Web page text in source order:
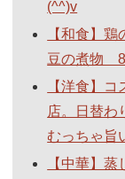
(^^)v
【和食】
豆の煮物
【洋食】
店。日替わ
むっちゃ旨
【中華】